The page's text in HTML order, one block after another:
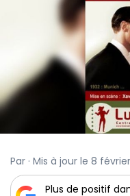
Par · Mis à jour le 8
Plus de positif